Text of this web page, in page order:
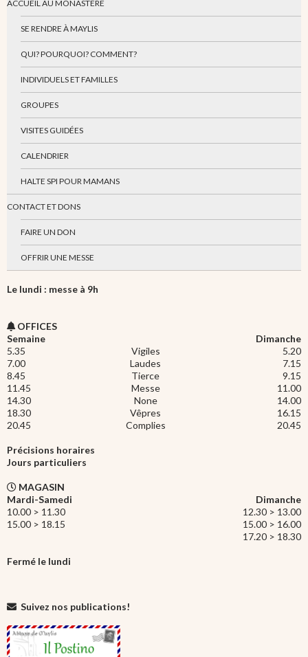
ACCUEIL AU MONASTÈRE
SE RENDRE À MAYLIS
QUI? POURQUOI? COMMENT?
INDIVIDUELS ET FAMILLES
GROUPES
VISITES GUIDÉES
CALENDRIER
HALTE SPI POUR MAMANS
CONTACT ET DONS
FAIRE UN DON
OFFRIR UNE MESSE
Le lundi : messe à 9h
OFFICES
Semaine
Dimanche
5.35
Vigiles
5.20
7.00
Laudes
7.15
8.45
Tierce
9.15
11.45
Messe
11.00
14.30
None
14.00
18.30
Vêpres
16.15
20.45
Complies 20.45
Précisions horaires
Jours particuliers
MAGASIN
Mardi-Samedi
Dimanche
10.00 > 11.30
12.30 > 13.00
15.00 > 18.15
15.00 > 16.00
17.20 > 18.30
Fermé le lundi
Suivez nos publications!